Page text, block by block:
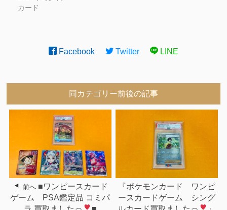
カード
Facebook Twitter LINE
同カテゴリー前後の記事
前へ ■ワンピースカード
ゲーム PSA鑑定品 コミパ
『ポケモンカード ワンピ
ースカードゲーム シング